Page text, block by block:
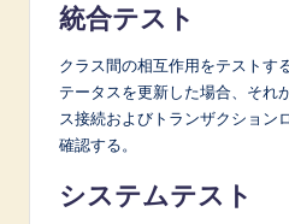
統合テスト
クラス間の相互作用をテストする
テータスを更新した場合、それ
ス接続およびトランザクション
確認する。
システムテスト